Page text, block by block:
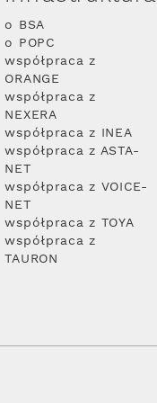
o BSA
o POPC
współpraca z
ORANGE
współpraca z
NEXERA
współpraca z INEA
współpraca z ASTA-
NET
współpraca z VOICE-
NET
współpraca z TOYA
współpraca z
TAURON